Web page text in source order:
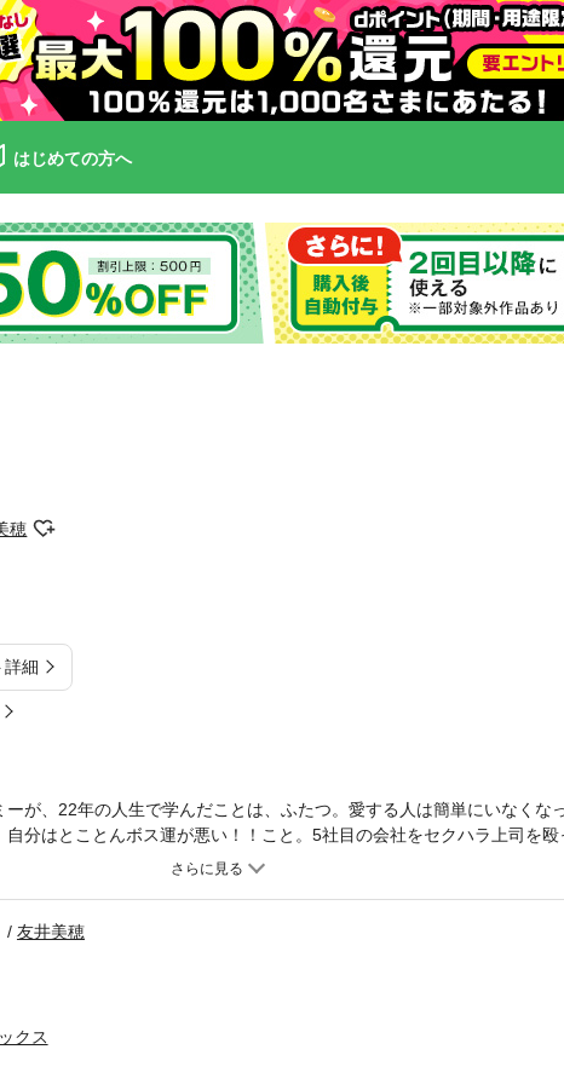
はじめての方へ
穂
詳細
が、22年の人生で学んだことは、ふたつ。愛する人は簡単にいなくな
分はとことんボス運が悪い！！こと。5社目の会社をセクハラ上司を殴
書の職を得たのはよかったが、新しいボスのバーデンは、不必要にハンサ
友井美穂
クス